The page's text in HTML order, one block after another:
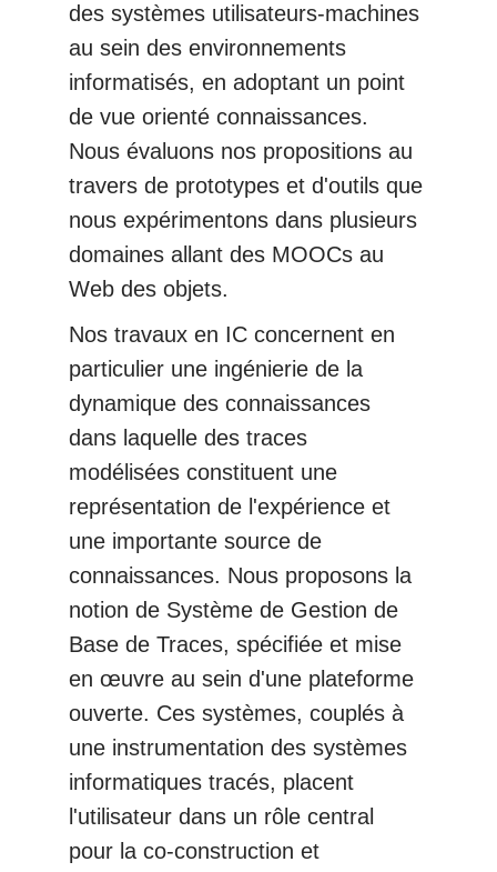
des systèmes utilisateurs-machines
au sein des environnements
informatisés, en adoptant un point
de vue orienté connaissances.
Nous évaluons nos propositions au
travers de prototypes et d'outils que
nous expérimentons dans plusieurs
domaines allant des MOOCs au
Web des objets.
Nos travaux en IC concernent en
particulier une ingénierie de la
dynamique des connaissances
dans laquelle des traces
modélisées constituent une
représentation de l'expérience et
une importante source de
connaissances. Nous proposons la
notion de Système de Gestion de
Base de Traces, spécifiée et mise
en œuvre au sein d'une plateforme
ouverte. Ces systèmes, couplés à
une instrumentation des systèmes
informatiques tracés, placent
l'utilisateur dans un rôle central
pour la co-construction et